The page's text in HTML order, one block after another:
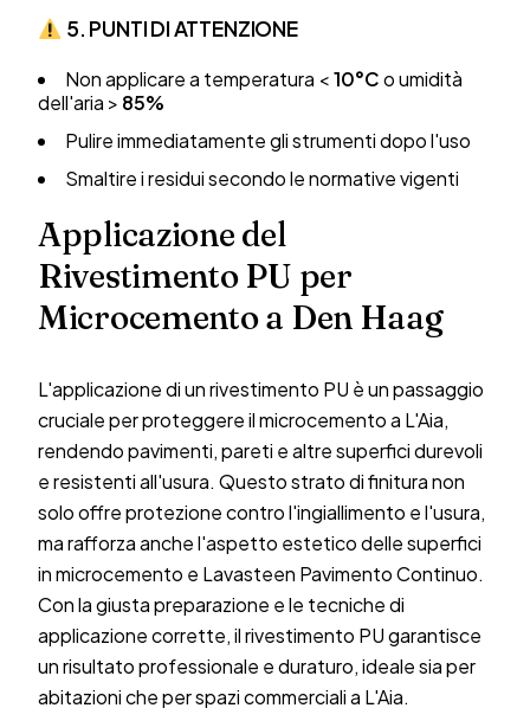
5. PUNTI DI ATTENZIONE
Non applicare a temperatura <10°Co umidità
dell'aria > 85%
Pulire immediatamente gli strumenti dopo l'uso
Smaltire i residui secondo le normative vigenti
Applicazione del
Rivestimento PU per
Microcemento a Den Haag
L'applicazione di un rivestimento PU è un passaggio
cruciale per proteggere il microcemento a L'Aia,
rendendo pavimenti, pareti e altre superfici durevoli
e resistenti all'usura. Questo strato di finitura non
solo offre protezione contro l'ingiallimento e l'usura,
ma rafforza anche l'aspetto estetico delle superfici
in microcemento e Lavasteen Pavimento Continuo.
Con la giusta preparazione e le tecniche di
applicazione corrette, il rivestimento PU garantisce
un risultato professionale e duraturo, ideale sia per
abitazioni che per spazi commerciali a L'Aia.